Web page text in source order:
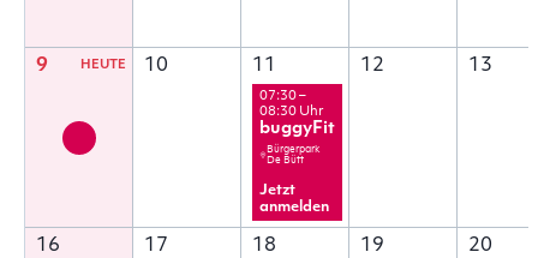
9 10 11
07:30 –
08:30 Uhr
buggyFit
Bürgerpark
De Bütt
Jetzt
anmelden
12 13
16 17 18 19 20